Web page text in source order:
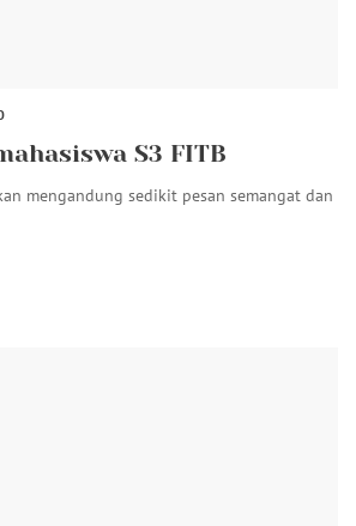
S3 FITB
mengandung sedikit pesan semangat dan